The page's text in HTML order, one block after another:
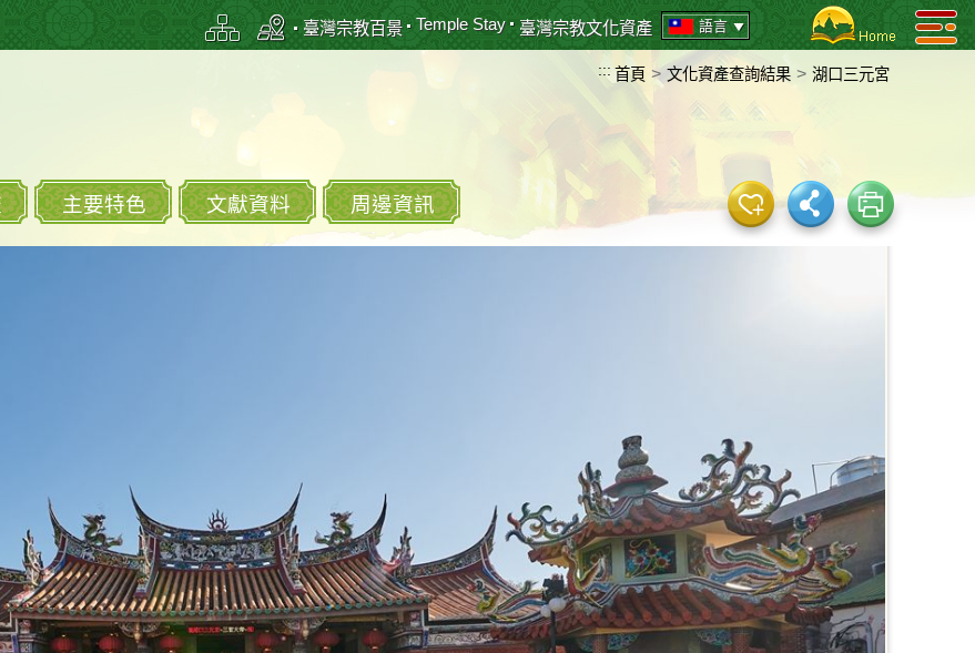
臺灣宗教百景 Temple Stay 臺灣宗教文化資產 語言
::: 首頁 > 文化資產查詢結果 > 湖口三元宮
主要特色 文獻資料 周邊資訊